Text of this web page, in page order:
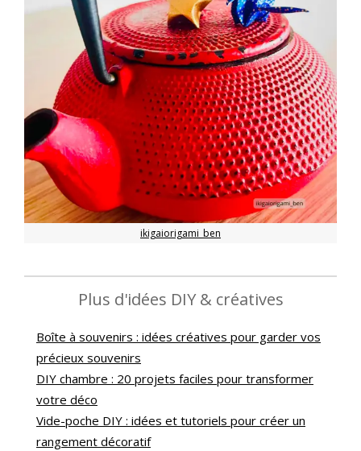
ikigaiorigami_ben
Plus d'idées DIY & créatives
Boîte à souvenirs : idées créatives pour garder vos
précieux souvenirs
DIY chambre : 20 projets faciles pour transformer
votre déco
Vide-poche DIY : idées et tutoriels pour créer un
rangement décoratif